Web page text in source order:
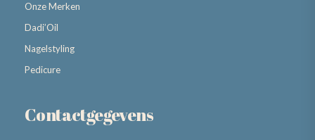
Onze Merken
Dadi’Oil
Nagelstyling
Pedicure
Contactgegevens